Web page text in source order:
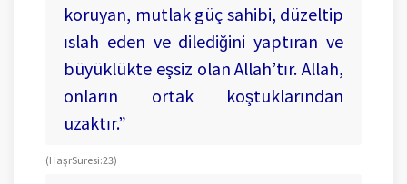
koruyan, mutlak güç sahibi, düzeltip
ıslah eden ve dilediğini yaptıran ve
büyüklükte eşsiz olan Allah’tır. Allah,
onların ortak koştuklarından
uzaktır.”
(Haşr Suresi: 23)